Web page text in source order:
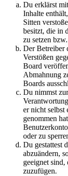
Du erklärst
Inhalte
Sitten
besitzt, die in
zu setzen
Der Betreiber
Verstößen
Board
Abmahnung
Boards
Du nimmst
er nicht selbst
genommen
oder zu
Du gestattest
abzuändern,
geeignet sind,
zuzufügen.